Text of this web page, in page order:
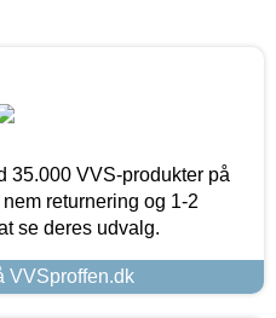
35.000 VVS-produkter på
returnering og 1-2
se deres udvalg.
VVSproffen.dk